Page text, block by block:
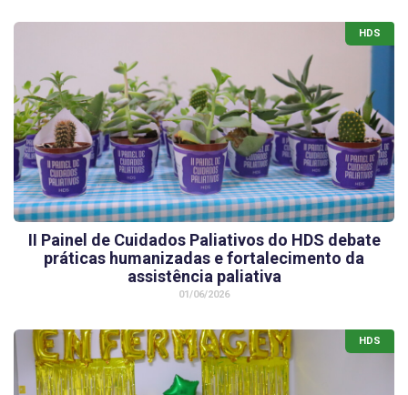
HDS
II Painel de Cuidados Paliativos do HDS debate
práticas humanizadas e fortalecimento da
assistência paliativa
01/06/2026
HDS